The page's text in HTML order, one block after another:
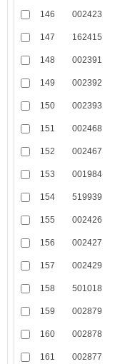
146 002423
147 162415
148 002391
149 002392
150 002393
151 002468
152 002467
153 001984
154 519939
155 002426
156 002427
157 002429
158 501018
159 002879
160 002878
161 002877